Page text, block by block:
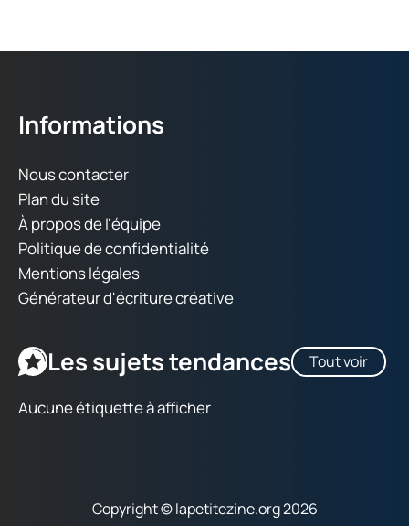
Informations
Nous contacter
Plan du site
À propos de l'équipe
Politique de confidentialité
Mentions légales
Générateur d'écriture créative
Les sujets tendances Tout voir
Aucune étiquette à afficher
Copyright © lapetitezine.org 2026